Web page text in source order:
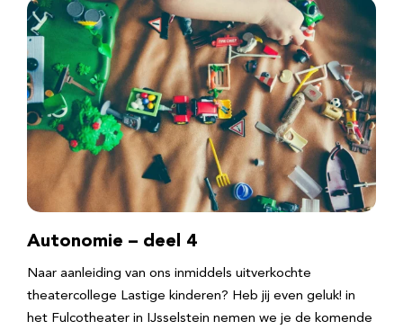
Autonomie – deel 4
Naar aanleiding van ons inmiddels uitverkochte
theatercollege Lastige kinderen? Heb jij even geluk! in
het Fulcotheater in IJsselstein nemen we je de komende